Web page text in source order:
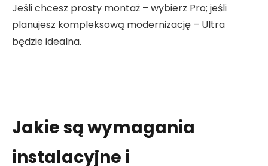
Jeśli chcesz prosty montaż – wybierz Pro; jeśli
planujesz kompleksową modernizację – Ultra
będzie idealna.
Jakie są wymagania
instalacyjne i